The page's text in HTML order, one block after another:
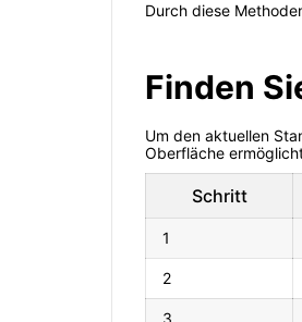
Durch diese
Finden
Um den aktuellen
Oberfläche
Schritt
1
2